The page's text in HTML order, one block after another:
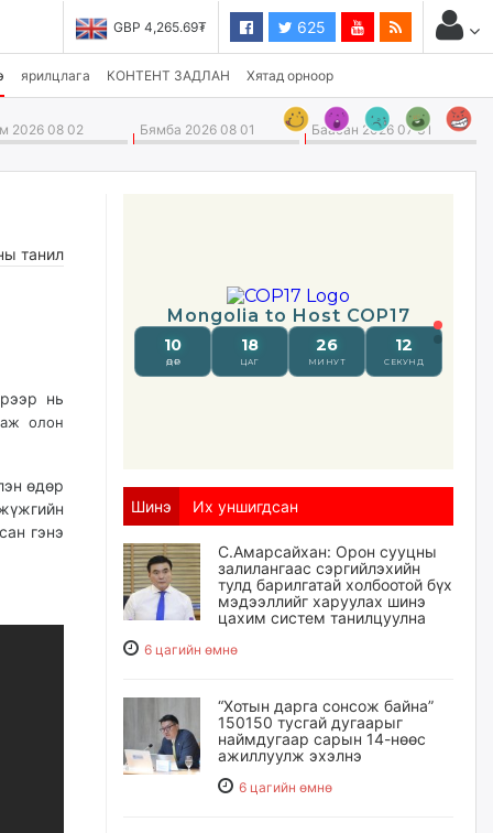
USD 3,496.90₮
GBP 4,265.69₮ 625
ярилцлага КОНТЕНТ ЗАДЛАН Хятад орноор
2026 08 02 Бямба 2026 08 01 Баасан 2026 07 31
танил
нь
олон
өдөр
гэнэ
Шинэ Их уншигдсан
С.Амарсайхан: Орон сууцны
залилангаас сэргийлэхийн
тулд барилгатай холбоотой бүх
мэдээллийг харуулах шинэ
цахим систем танилцуулна
6 цагийн өмнө
“Хотын дарга сонсож байна”
150150 тусгай дугаарыг
наймдугаар сарын 14-нөөс
ажиллуулж эхэлнэ
6 цагийн өмнө